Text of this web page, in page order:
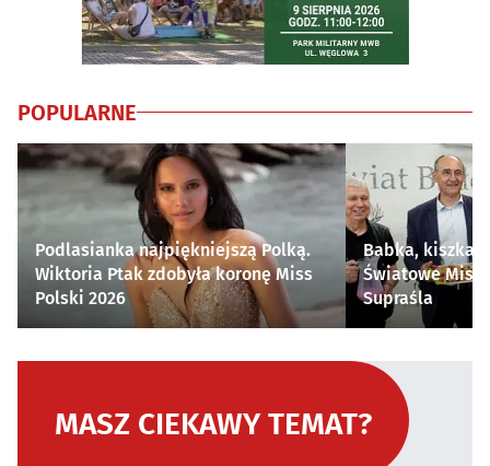
POPULARNE
Podlasianka najpiękniejszą Polką.
Wiktoria Ptak zdobyła koronę Miss
Polski 2026
Babka, kiszka i
Światowe
Supraśla
MASZ CIEKAWY TEMAT?